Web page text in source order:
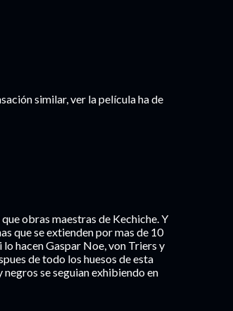
similar, ver la película ha de
obras maestras de Kechiche. Y
que se extienden por mas de 10
hacen Gaspar Noe, von Triers y
de todo los huesos de esta
se seguian exhibiendo en